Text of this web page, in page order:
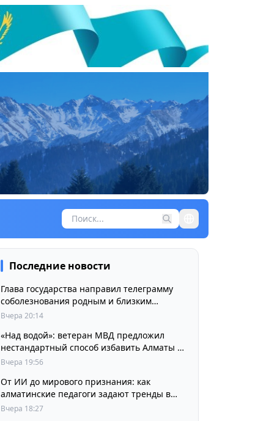
Последние новости
Глава государства направил телеграмму
соболезнования родным и близким
выдающегося кинорежиссера Ардака
Вчера 20:14
«Над водой»: ветеран МВД предложил
нестандартный способ избавить Алматы от
пробок и смога
Вчера 19:56
От ИИ до мирового признания: как
алматинские педагоги задают тренды в
изучении языков
Вчера 18:27